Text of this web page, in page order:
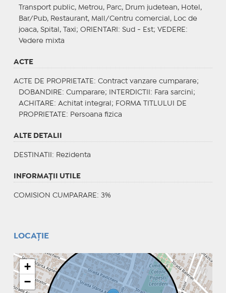
Transport public, Metrou, Parc, Drum judetean, Hotel,
Bar/Pub, Restaurant, Mall/Centru comercial, Loc de
joaca, Spital, Taxi; ORIENTARI : Sud - Est; VEDERE :
Vedere mixta
ACTE
ACTE DE PROPRIETATE : Contract vanzare cumparare;
DOBANDIRE : Cumparare; INTERDICTII : Fara sarcini;
ACHITARE : Achitat integral; FORMA TITLULUI DE
PROPRIETATE : Persoana fizica
ALTE DETALII
DESTINATII : Rezidenta
INFORMAŢII UTILE
COMISION CUMPARARE: 3%
LOCAȚIE
+
−